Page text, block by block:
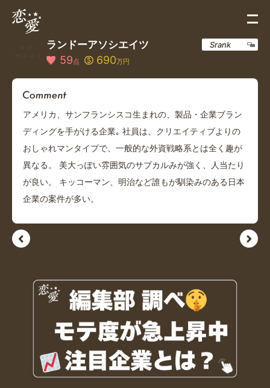
ランドーアソシエイツ
59点 690万円
Srank
アメリカ、サンフランシスコ生まれの、製品・企業ブラン
ディングを手がける企業｡ 社員は、クリエイティブよりの
おしゃれマンタイプで、一般的な外資戦略系とは全く趣が
異なる。 美大っぽい雰囲気のサブカルみが強く、人当たり
が良い。 キッコーマン、明治など誰もが馴染みのある日本
企業の案件が多い。